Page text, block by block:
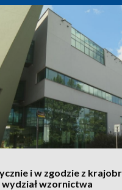
i w zgodzie z
wzornictwa